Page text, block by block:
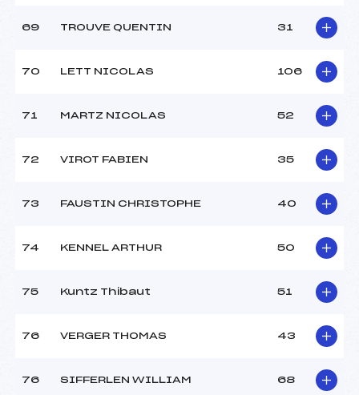
69 TROUVE QUENTIN 31
70 LETT NICOLAS 106
71 MARTZ NICOLAS 52
72 VIROT FABIEN 35
73 FAUSTIN CHRISTOPHE 40
74 KENNEL ARTHUR 50
75 Kuntz Thibaut 51
76 VERGER THOMAS 43
76 SIFFERLEN WILLIAM 68